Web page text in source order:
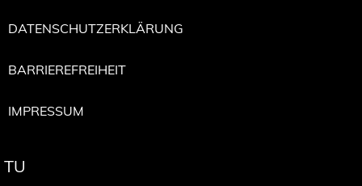
DATENSCHUTZERKLÄRUNG
BARRIEREFREIHEIT
IMPRESSUM
TU